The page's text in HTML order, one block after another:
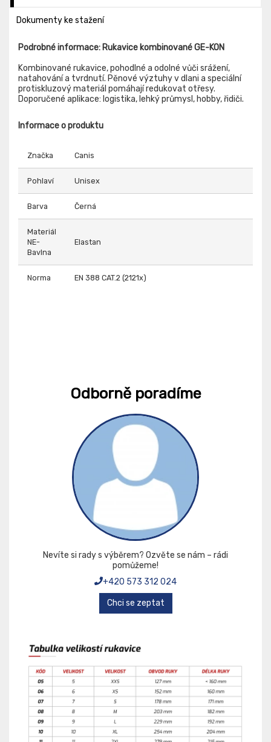
Dokumenty ke stažení
Podrobné informace: Rukavice kombinované GE-KON
Kombinované rukavice, pohodlné a odolné vůči srážení,
natahování a tvrdnutí. Pěnové výztuhy v dlani a speciální
protiskluzový materiál pomáhají redukovat otřesy.
Doporučené aplikace: logistika, lehký průmysl, hobby, řidiči.
Informace o produktu
Značka Canis
Pohlaví Unisex
Barva Černá
Materiál
NE-
Bavlna
Elastan
Norma EN 388 CAT.2 (2121x)
Odborně poradíme
Nevíte si rady s výběrem? Ozvěte se nám – rádi
pomůžeme!
+420 573 312 024
Chci se zeptat